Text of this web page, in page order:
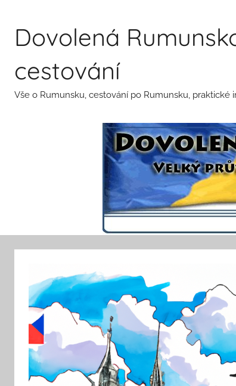
obsahuDovolená
cestování
Vše o Rumunsku, cestování po Rumunsku,